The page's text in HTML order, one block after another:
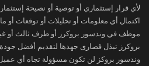
لأي قرار إستثماري أو توصية أو نصيحة
اكتمال أي معلومات أو تحليلات أو توقعات أو
موظف في وندسور بروكرز أو طرف ثالث أو
بروكرز تبذل قصارى جهدها لتقديم أفضل جودة
وندسور بروكز لن تكون مسؤولة تجاه أي